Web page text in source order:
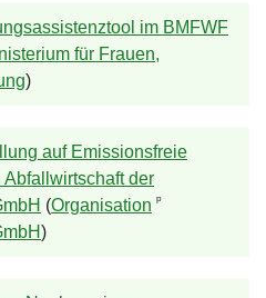
im BMFWF
für Frauen,
)
auf Emissionsfreie
der
(Organisation ᵖ
)